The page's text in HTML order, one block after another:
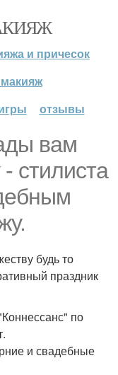
и причесок
отзывы
вам
стилиста
будь то
праздник
по
и свадебные